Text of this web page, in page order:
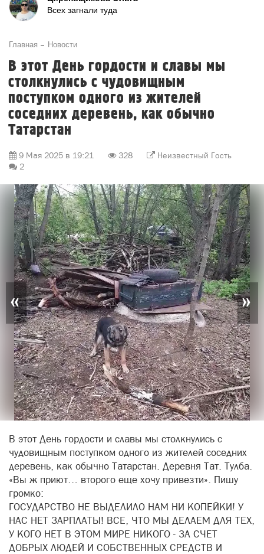
Всех загнали туда
Главная Новости
В этот День гордости и славы мы
столкнулись с чудовищным
поступком одного из жителей
соседних деревень, как обычно
Татарстан
9 Мая 2025 в 19:21 328
Неизвестный Гость
2
« »
В этот День гордости и славы мы столкнулись с
чудовищным поступком одного из жителей соседних
деревень, как обычно Татарстан. Деревня Тат. Тулба.
«Вы ж приют… второго еще хочу привезти». Пишу
громко:
ГОСУДАРСТВО НЕ ВЫДЕЛИЛО НАМ НИ КОПЕЙКИ! У
НАС НЕТ ЗАРПЛАТЫ! ВСЕ, ЧТО МЫ ДЕЛАЕМ ДЛЯ ТЕХ,
У КОГО НЕТ В ЭТОМ МИРЕ НИКОГО - ЗА СЧЕТ
ДОБРЫХ ЛЮДЕЙ И СОБСТВЕННЫХ СРЕДСТВ И